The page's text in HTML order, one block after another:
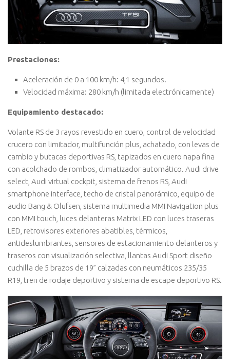
Prestaciones:
Aceleración de 0 a 100 km/h: 4,1 segundos.
Velocidad máxima: 280 km/h (limitada electrónicamente)
Equipamiento destacado:
Volante RS de 3 rayos revestido en cuero, control de velocidad
crucero con limitador, multifunción plus, achatado, con levas de
cambio y butacas deportivas RS, tapizados en cuero napa fina
con acolchado de rombos, climatizador automático. Audi drive
select, Audi virtual cockpit, sistema de frenos RS, Audi
smartphone interface, techo de cristal panorámico, equipo de
audio Bang & Olufsen, sistema multimedia MMI Navigation plus
con MMI touch, luces delanteras Matrix LED con luces traseras
LED, retrovisores exteriores abatibles, térmicos,
antideslumbrantes, sensores de estacionamiento delanteros y
traseros con visualización selectiva, llantas Audi Sport diseño
cuchilla de 5 brazos de 19” calzadas con neumáticos 235/35
R19, tren de rodaje deportivo y sistema de escape deportivo RS.